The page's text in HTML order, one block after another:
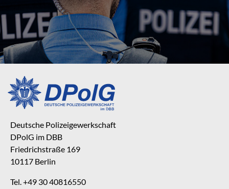
Deutsche Polizeigewerkschaft
DPolG im DBB
Friedrichstraße 169
10117 Berlin
Tel. +49 30 40816550